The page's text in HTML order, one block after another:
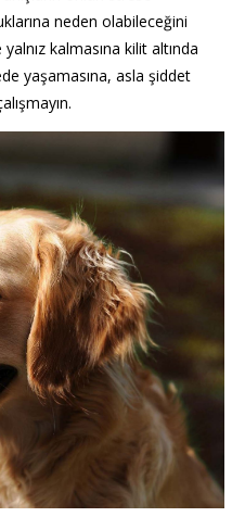
neden olabileceğini
yalnız kalmasına kilit altında
yaşamasına, asla şiddet